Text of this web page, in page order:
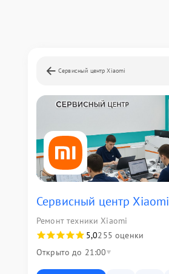
Сервисный центр Xiaomi
Сервисный центр Xiaomi
Ремонт техники Xiaomi
5,0255 оценки
Открыто до 21:00